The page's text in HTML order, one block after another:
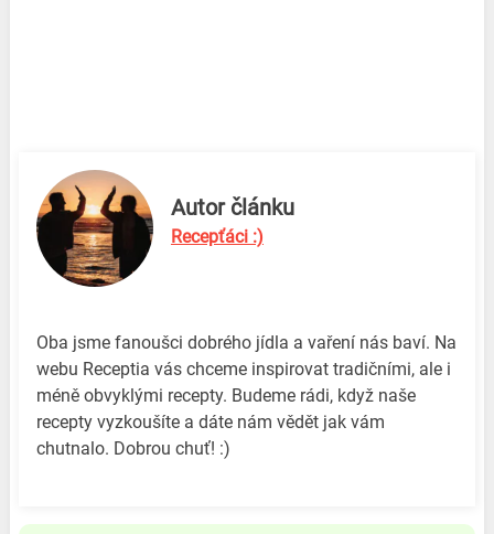
Autor článku
Recepťáci :)
Oba jsme fanoušci dobrého jídla a vaření nás baví. Na
webu Receptia vás chceme inspirovat tradičními, ale i
méně obvyklými recepty. Budeme rádi, když naše
recepty vyzkoušíte a dáte nám vědět jak vám
chutnalo. Dobrou chuť! :)